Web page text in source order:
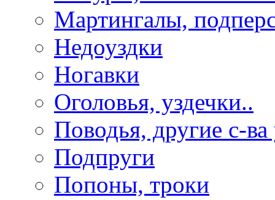
Мартингалы,
Недоуздки
Ногавки
Оголовья, уздечки..
Поводья, другие с-
Подпруги
Попоны, троки